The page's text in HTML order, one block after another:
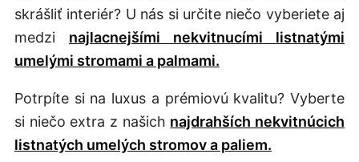
skrášliť interiér? U nás si určite niečo vyberiete aj
medzi najlacnejšími nekvitnucími listnatými
umelými stromami a palmami.
Potrpíte si na luxus a prémiovú kvalitu? Vyberte
si niečo extra z našich najdrahších nekvitnúcich
listnatých umelých stromov a paliem.